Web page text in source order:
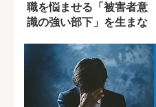
職を悩ませる「被害者意
識の強い部下」を生まな